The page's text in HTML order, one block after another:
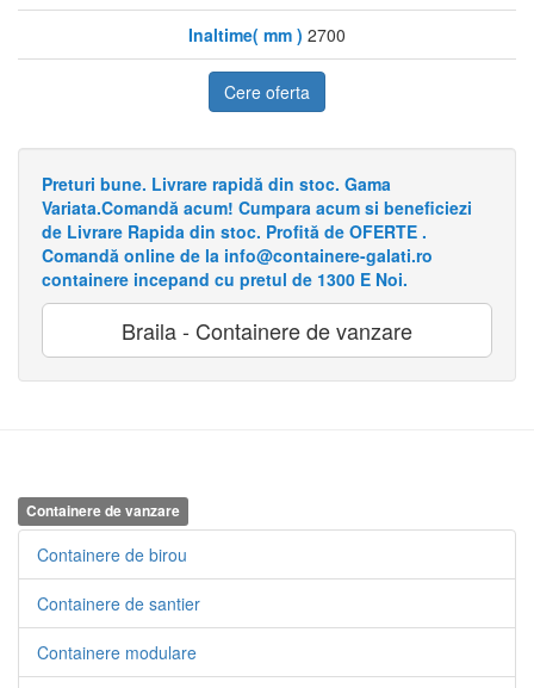
Inaltime( mm ) 2700
Cere oferta
Preturi bune. Livrare rapidă din stoc. Gama
Variata.Comandă acum! Cumpara acum si beneficiezi
de Livrare Rapida din stoc. Profită de OFERTE .
Comandă online de la info@containere-galati.ro
containere incepand cu pretul de 1300 E Noi.
Braila - Containere de vanzare
Containere de vanzare
Containere de birou
Containere de santier
Containere modulare